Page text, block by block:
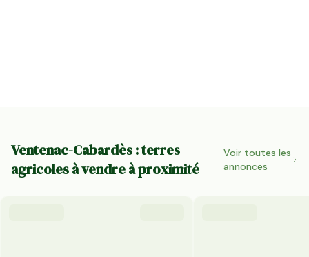
Ventenac-Cabardès : terres
agricoles à vendre à proximité
Voir toutes les
annonces